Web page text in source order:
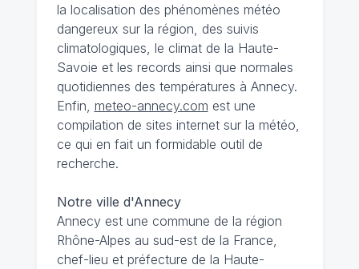
la localisation des phénomènes météo
dangereux sur la région, des suivis
climatologiques, le climat de la Haute-
Savoie et les records ainsi que normales
quotidiennes des températures à Annecy.
Enfin, meteo-annecy.com est une
compilation de sites internet sur la météo,
ce qui en fait un formidable outil de
recherche.
Notre ville d'Annecy
Annecy est une commune de la région
Rhône-Alpes au sud-est de la France,
chef-lieu et préfecture de la Haute-